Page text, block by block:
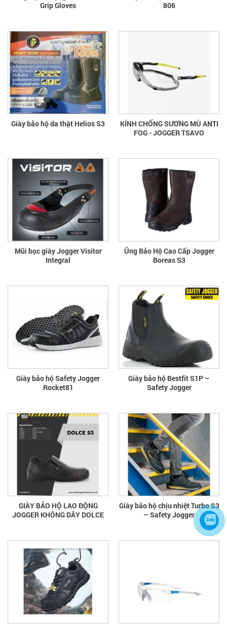
Grip Gloves
806
Giày bảo hộ da thật Helios S3
KÍNH CHỐNG SƯƠNG MÙ ANTI
FOG - JOGGER TSAVO
Mũi bọc giày Jogger Visitor
Integral
Ủng Bảo Hộ Cao Cấp Jogger
Boreas S3
Giày bảo hộ Safety Jogger
Rocket81
Giày bảo hộ Bestfit S1P –
Safety Jogger
GIÀY BẢO HỘ LAO ĐỘNG
JOGGER KHÔNG DÂY DOLCE
Giày bảo hộ chịu nhiệt Turbo S3
– Safety Jogger